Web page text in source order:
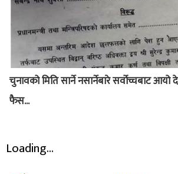
चुनावको मिति सार्ने नसार्नेबारे सर्वोच्चबाट
फैस...
Loading...